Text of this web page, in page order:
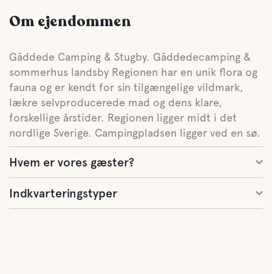
Om ejendommen
Gäddede Camping & Stugby. Gäddedecamping &
sommerhus landsby Regionen har en unik flora og
fauna og er kendt for sin tilgængelige vildmark,
lækre selvproducerede mad og dens klare,
forskellige årstider. Regionen ligger midt i det
nordlige Sverige. Campingpladsen ligger ved en sø.
Hvem er vores gæster?
Indkvarteringstyper